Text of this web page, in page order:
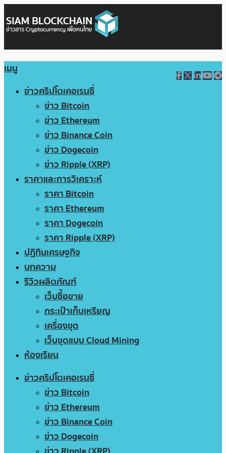
เมนู
ข่าวคริปโตเคอเรนซี่
ข่าว Bitcoin
ข่าว Ethereum
ข่าว Binance Coin
ข่าว Dogecoin
ข่าว Ripple (XRP)
ราคาและการวิเคราะห์
ราคา Bitcoin
ราคา Ethereum
ราคา Dogecoin
ราคา Ripple (XRP)
ปฏิทินเศรษฐกิจ
บทความ
รีวิวผลิตภัณฑ์
เว็บซื้อขาย
กระเป๋าเก็บเหรียญ
เครื่องขุด
เว็บขุดแบบ Cloud Mining
ห้องเรียน
ข่าวคริปโตเคอเรนซี่
ข่าว Bitcoin
ข่าว Ethereum
ข่าว Binance Coin
ข่าว Dogecoin